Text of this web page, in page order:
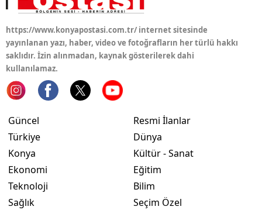
https://www.konyapostasi.com.tr/ internet sitesinde
yayınlanan yazı, haber, video ve fotoğrafların her türlü hakkı
saklıdır. İzin alınmadan, kaynak gösterilerek dahi
kullanılamaz.
Güncel
Türkiye
Konya
Ekonomi
Teknoloji
Sağlık
Resmi İlanlar
Dünya
Kültür - Sanat
Eğitim
Bilim
Seçim Özel